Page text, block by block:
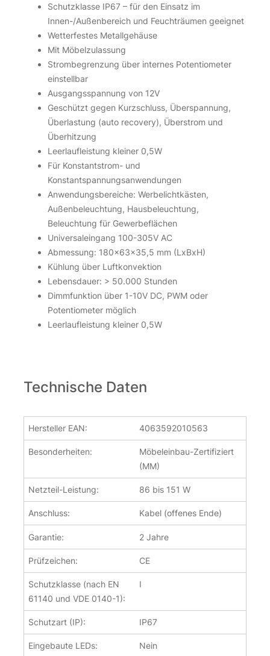
Schutzklasse IP67 – für den Einsatz im
Innen-/Außenbereich und Feuchträumen geeignet
Wetterfestes Metallgehäuse
Mit Möbelzulassung
Strombegrenzung über internes Potentiometer
einstellbar
Ausgangsspannung von 12V
Geschützt gegen Kurzschluss, Überspannung,
Überlastung (auto recovery), Überstrom und
Überhitzung
Leerlaufleistung kleiner 0,5W
Für Konstantstrom- und
Konstantspannungsanwendungen
Anwendungsbereiche: Werbelichtkästen,
Außenbeleuchtung, Hausbeleuchtung,
Beleuchtung für Gewerbeflächen
Universaleingang 100-305V AC
Abmessung: 180x63x35,5 mm (LxBxH)
Kühlung über Luftkonvektion
Lebensdauer: > 50.000 Stunden
Dimmfunktion über 1-10V DC, PWM oder
Potentiometer möglich
Leerlaufleistung kleiner 0,5W
Technische Daten
Hersteller EAN: 4063592010563
Besonderheiten:
Möbeleinbau-Zertifiziert
(MM)
Netzteil-Leistung: 86 bis 151 W
Anschluss: Kabel (offenes Ende)
Garantie: 2 Jahre
Prüfzeichen: CE
Schutzklasse (nach EN
61140 und VDE 0140-1):
I
Schutzart (IP): IP67
Eingebaute LEDs: Nein